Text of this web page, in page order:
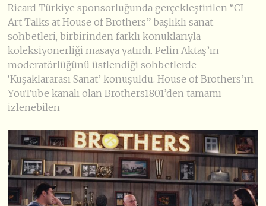
Ricard Türkiye sponsorluğunda gerçekleştirilen “CI
Art Talks at House of Brothers” başlıklı sanat
sohbetleri, birbirinden farklı konuklarıyla
koleksiyonerliği masaya yatırdı. Pelin Aktaş’ın
moderatörlüğünü üstlendiği sohbetlerde
‘Kuşaklararası Sanat’ konuşuldu. House of Brothers’ın
YouTube kanalı olan Brothers1801’den tamamı
izlenebilen